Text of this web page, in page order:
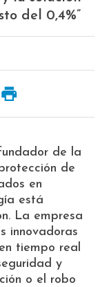
del 0,4%”
de la
de
en
está
La empresa
innovadoras
tiempo real
y
o el robo